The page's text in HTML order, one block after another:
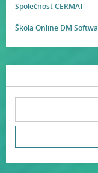
Společnost CERMAT
Škola Online DM